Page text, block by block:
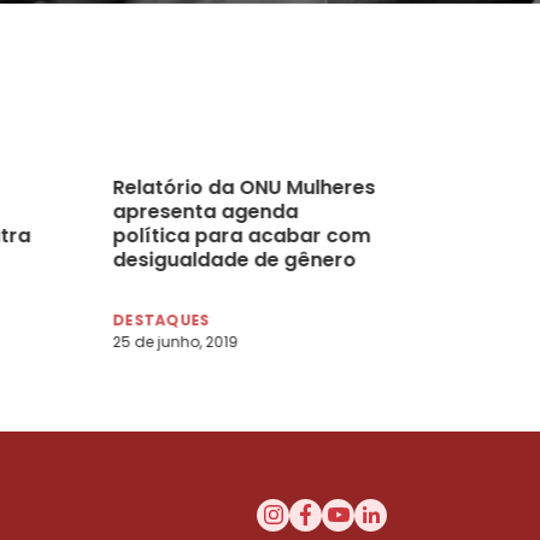
Relatório da ONU Mulheres
apresenta agenda
política para acabar com
desigualdade de gênero
DESTAQUES
25 de junho, 2019